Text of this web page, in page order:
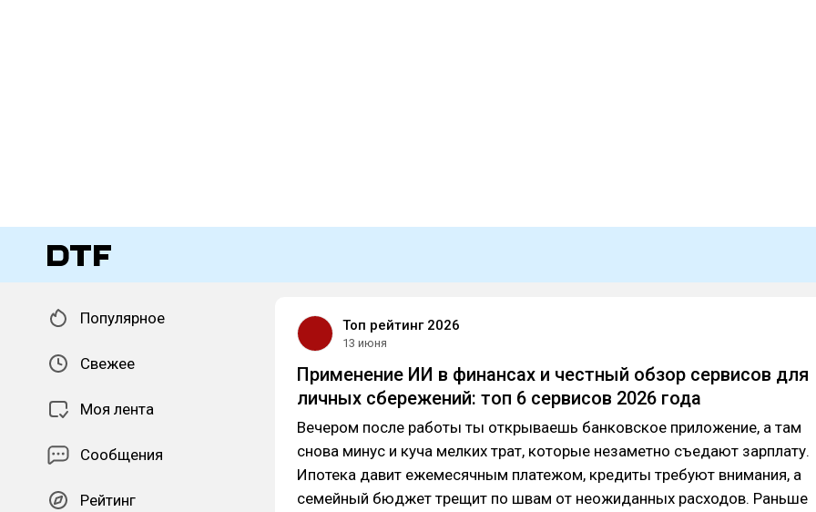
Популярное
Свежее
Моя лента
Сообщения
Рейтинг
Топ рейтинг 2026
13 июня
Применение ИИ в финансах и честный обзор сервисов для
личных сбережений: топ 6 сервисов 2026 года
Вечером после работы ты открываешь банковское приложение, а там
снова минус и куча мелких трат, которые незаметно съедают зарплату.
Ипотека давит ежемесячным платежом, кредиты требуют внимания, а
семейный бюджет трещит по швам от неожиданных расходов. Раньше